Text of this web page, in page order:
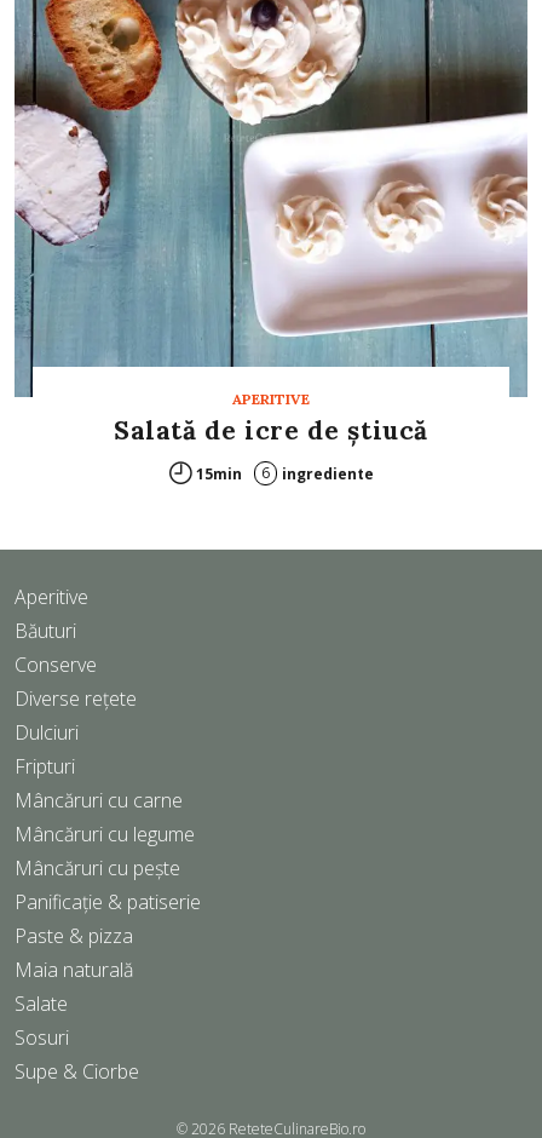
APERITIVE
Salată de icre de ştiucă
15min 6 ingrediente
Aperitive
Băuturi
Conserve
Diverse rețete
Dulciuri
Fripturi
Mâncăruri cu carne
Mâncăruri cu legume
Mâncăruri cu pește
Panificație & patiserie
Paste & pizza
Maia naturală
Salate
Sosuri
Supe & Ciorbe
© 2026 ReteteCulinareBio.ro